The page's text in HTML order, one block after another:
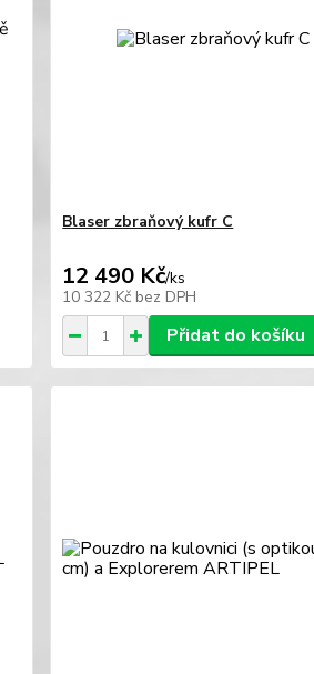
Blaser zbraňový kufr C
12 490 Kč/ks
10 322 Kč bez DPH
Přidat do košíku